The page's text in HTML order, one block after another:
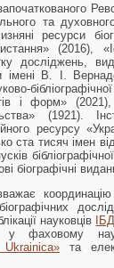
та
ресурси
(2016),
досліджень,
імені В. І.
і форм»
(1921).
ресурсу
ста тисяч імен
біографічні
координацію
науковців
ІБД
у фаховому
та